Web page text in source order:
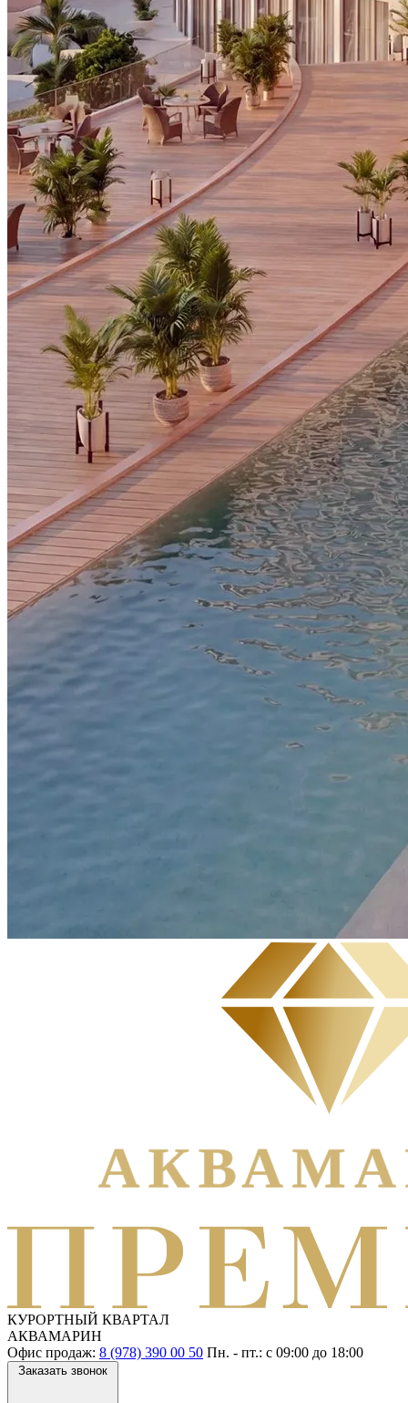
КУРОРТНЫЙ КВАРТАЛ
АКВАМАРИН
Офис продаж: 8 (978) 390 00 50 Пн. - пт.: с 09:00 до 18:00
Заказать звонок